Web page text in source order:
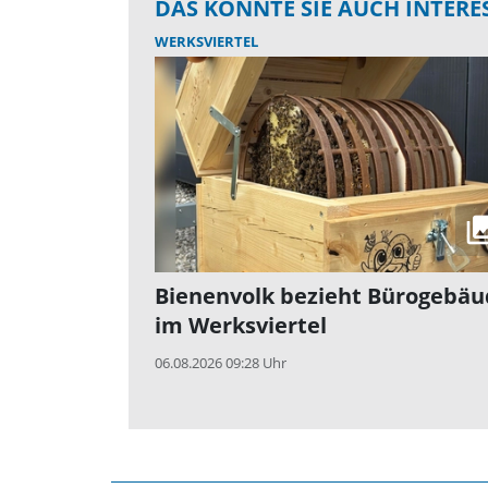
DAS KÖNNTE SIE AUCH
WERKSVIERTEL
Bienenvolk bezieht
im Werksviertel
06.08.2026 09:28 Uhr